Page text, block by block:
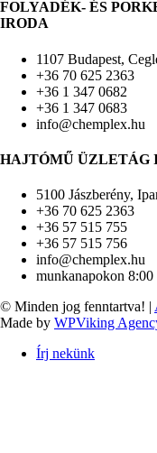
FOLYADÉK- ÉS
IRODA
1107 Budapest,
+36 70 625 2363
+36 1 347 0682
+36 1 347 0683
info@chemplex.hu
HAJTÓMŰ ÜZLETÁG
5100 Jászberény,
+36 70 625 2363
+36 57 515 755
+36 57 515 756
info@chemplex.hu
munkanapokon 8:00
© Minden jog fenntartva! |
Made by WPViking
Írj nekünk